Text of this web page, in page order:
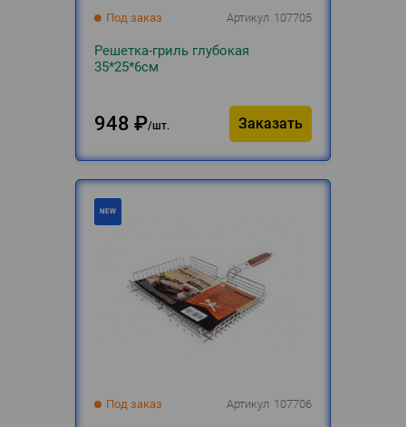
Под заказ Артикул 107705
Решетка-гриль глубокая
35*25*6см
948 ₽ шт. Заказать
Под заказ Артикул 107706